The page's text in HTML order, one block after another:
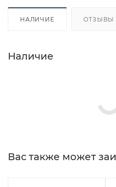
НАЛИЧИЕ ОТЗЫВЫ
Наличие
Вас также может